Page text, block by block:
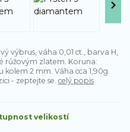
výbrus, váha 0,01 ct., barva H,
růžovým zlatem. Koruna:
2 mm. Váha cca 1,90g.
- zeptejte se. celý popis
velikostí